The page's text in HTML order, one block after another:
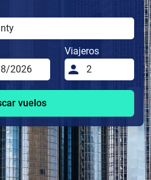
Viajeros
vuelos